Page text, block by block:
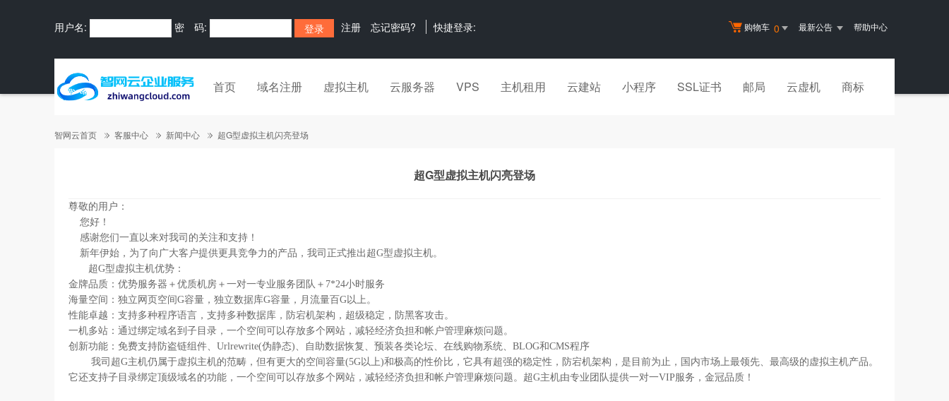
购物车 0 最新公告 帮助中心
用户名: 密 码: 注册 忘记密码? 快捷登录:
首页 域名注册 虚拟主机 云服务器 VPS 主机租用 云建站 小程序 SSL证书 邮局 云虚机 商标
智网云首页 客服中心 新闻中心 超G型虚拟主机闪亮登场
超G型虚拟主机闪亮登场
尊敬的用户：
您好！
感谢您们一直以来对我司的关注和支持！
新年伊始，为了向广大客户提供更具竞争力的产品，我司正式推出超G型虚拟主机。
超G型虚拟主机优势：
金牌品质：优势服务器＋优质机房＋一对一专业服务团队＋7*24小时服务
海量空间：独立网页空间G容量，独立数据库G容量，月流量百G以上。
性能卓越：支持多种程序语言，支持多种数据库，防宕机架构，超级稳定，防黑客攻击。
一机多站：通过绑定域名到子目录，一个空间可以存放多个网站，减轻经济负担和帐户管理麻烦问题。
创新功能：免费支持防盗链组件、Urlrewrite(伪静态)、自助数据恢复、预装各类论坛、在线购物系统、BLOG和CMS程序
我司超G主机仍属于虚拟主机的范畴，但有更大的空间容量(5G以上)和极高的性价比，它具有超强的稳定性，防宕机架构，是目前为止，国内市场上最领先、最高级的虚拟主机产品。
它还支持子目录绑定顶级域名的功能，一个空间可以存放多个网站，减轻经济负担和帐户管理麻烦问题。超G主机由专业团队提供一对一VIP服务，金冠品质！